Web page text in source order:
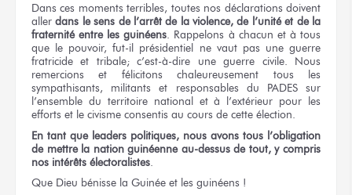
Dans ces moments terribles, toutes nos déclarations doivent
allerdans le sens de l’arrêt de la violence, de l’unité et de la
fraternité entre les guinéens. Rappelons à chacun et à tous
que le pouvoir, fut-il présidentiel ne vaut pas une guerre
fratricide et tribale; c’est-à-dire une guerre civile. Nous
remercions et félicitons chaleureusement tous les
sympathisants, militants et responsables du PADES sur
l’ensemble du territoire national et à l’extérieur pour les
efforts et le civisme consentis au cours de cette élection.
En tant que leaders politiques, nous avons tous l’obligation
de mettre la nation guinéenne au-dessus de tout, y compris
nos intérêts électoralistes
Que Dieu bénisse la Guinée et les guinéens !